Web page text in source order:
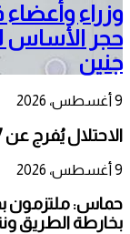
وزراء
حجر الأساس
جنين
9 أغسطس، 2026
الاحتلال يُفرج عن 37 أسيراً من غزة
9 أغسطس، 2026
حماس: ملتزمون
بخارطة الطريق